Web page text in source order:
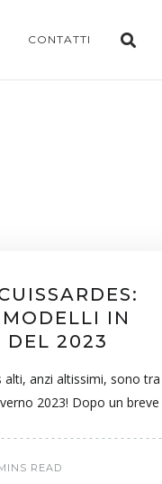
CONTATTI
IN
DEL 2023
alti, anzi altissimi, sono tra
2023! Dopo un breve
READ